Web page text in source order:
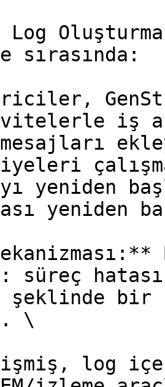
Log
sırasında:
iş
yeniden
yeniden
süreç
bir
\
log